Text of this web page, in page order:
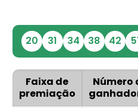
20 31 34 38 42
Faixa de
premiação
Número